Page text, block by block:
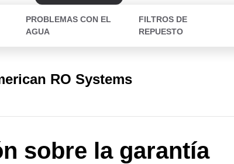
PROBLEMAS CON EL
AGUA
FILTROS DE
REPUESTO
RO Systems
sobre la garantía